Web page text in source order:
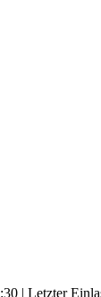
| Letzter